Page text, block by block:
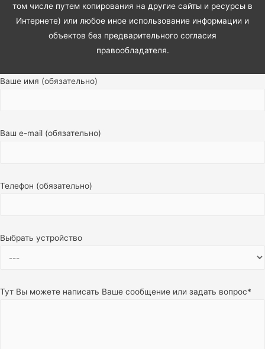
том числе путем копирования на другие сайты и ресурсы в
Интернете) или любое иное использование информации и
объектов без предварительного согласия
правообладателя.
Ваше имя (обязательно)
Ваш e-mail (обязательно)
Телефон (обязательно)
Выбрать устройство
Тут Вы можете написать Ваше сообщение или задать вопрос*